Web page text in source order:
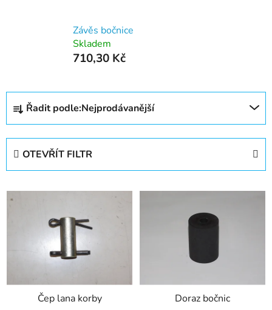
Závěs bočnice
Skladem
710,30 Kč
Ř
z
p
t
Řadit podle:Nejprodávanější
OTEVŘÍT FILTR
V
ý
r
Čep lana korby Doraz bočnic